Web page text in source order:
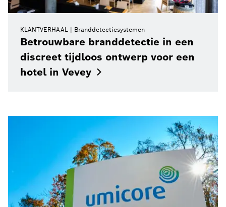
KLANTVERHAAL Branddetectiesystemen
Betrouwbare branddetectie in een
discreet tijdloos ontwerp voor een
hotel in Vevey